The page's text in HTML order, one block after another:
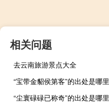
相关问题
去云南旅游景点大全
“宝带金貂侯第客”的出处是哪里
“尘寰碌碌已称奇”的出处是哪里